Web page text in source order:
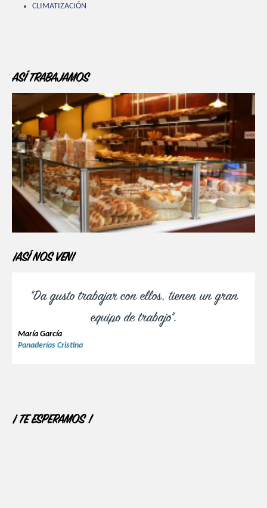
CLIMATIZACIÓN
ASÍ TRABAJAMOS
¡ASÍ NOS VEN!
"Da gusto trabajar con ellos, tienen un gran
equipo de trabajo".
María García
Panaderías Cristina
¡ TE ESPERAMOS !